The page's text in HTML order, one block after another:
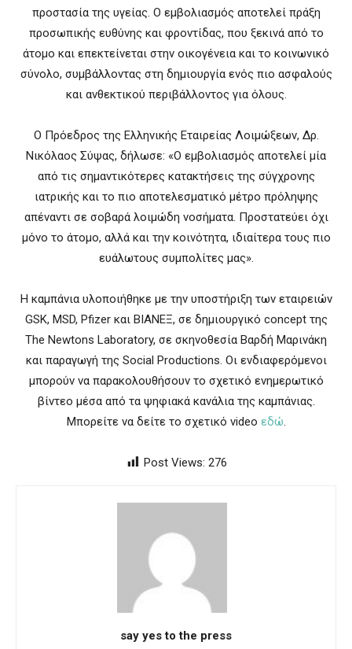
προστασία της υγείας. Ο εμβολιασμός αποτελεί πράξη
προσωπικής ευθύνης και φροντίδας, που ξεκινά από το
άτομο και επεκτείνεται στην οικογένεια και το κοινωνικό
σύνολο, συμβάλλοντας στη δημιουργία ενός πιο ασφαλούς
και ανθεκτικού περιβάλλοντος για όλους.
Ο Πρόεδρος της Ελληνικής Εταιρείας Λοιμώξεων, Δρ.
Νικόλαος Σύψας, δήλωσε: «Ο εμβολιασμός αποτελεί μία
από τις σημαντικότερες κατακτήσεις της σύγχρονης
ιατρικής και το πιο αποτελεσματικό μέτρο πρόληψης
απέναντι σε σοβαρά λοιμώδη νοσήματα. Προστατεύει όχι
μόνο το άτομο, αλλά και την κοινότητα, ιδιαίτερα τους πιο
ευάλωτους συμπολίτες μας».
Η καμπάνια υλοποιήθηκε με την υποστήριξη των εταιρειών
GSK, MSD, Pfizer και ΒΙΑΝΕΞ, σε δημιουργικό concept της
The Newtons Laboratory, σε σκηνοθεσία Βαρδή Μαρινάκη
και παραγωγή της Social Productions. Οι ενδιαφερόμενοι
μπορούν να παρακολουθήσουν το σχετικό ενημερωτικό
βίντεο μέσα από τα ψηφιακά κανάλια της καμπάνιας.
Μπορείτε να δείτε το σχετικό video εδώ.
Post Views: 276
say yes to the press